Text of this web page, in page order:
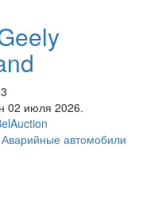
02 июля 2026.
Аварийные автомобили